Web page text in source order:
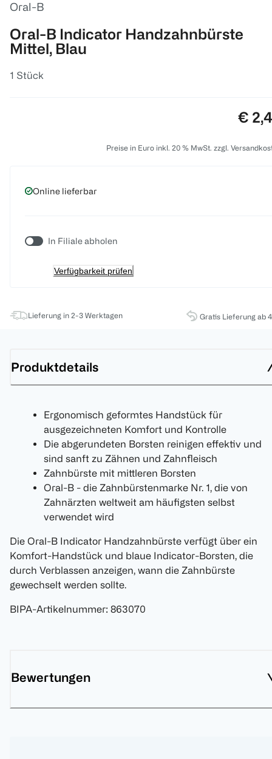
Oral-B
Oral-B Indicator Handzahnbürste
Mittel, Blau
1 Stück
€
Preise in Euro inkl. 20 % MwSt. zzgl.
Online lieferbar
In Filiale abholen
Verfügbarkeit prüfen
Lieferung in 2-3 Werktagen Gratis Lieferung ab
Produktdetails
Ergonomisch geformtes Handstück für
ausgezeichneten Komfort und Kontrolle
Die abgerundeten Borsten reinigen effektiv und
sind sanft zu Zähnen und Zahnfleisch
Zahnbürste mit mittleren Borsten
Oral-B - die Zahnbürstenmarke Nr. 1, die von
Zahnärzten weltweit am häufigsten selbst
verwendet wird
Die Oral-B Indicator Handzahnbürste verfügt über ein
Komfort-Handstück und blaue Indicator-Borsten, die
durch Verblassen anzeigen, wann die Zahnbürste
gewechselt werden sollte.
BIPA-Artikelnummer: 863070
Bewertungen